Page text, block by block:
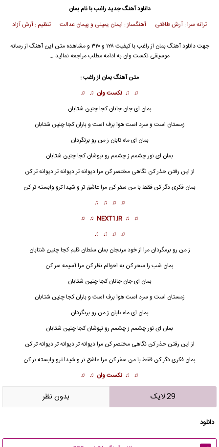
دانلود آهنگ جدیدراغببا نام بمان
ترانه سرا : آرش طاقتی آهنگساز : ایمان یمینی و پیمان عدالت تنظیم : آرش آزاد
جهت دانلود آهنگ بمان از راغب
با کیفیت ۱۲۸ و ۳۲۰ و مشاهده متن این آهنگ از رسانه
موسیقی نکست وان به ادامه مطلب مراجعه نمائید …
متن آهنگ بمان ازراغب:
♫ ♫ نکست وان ♫ ♫
بمان ای جان جانان کجا چنین شتابان
زمستان است و سرد است هوا برف است و باران کجا چنین شتابان
بمان ای ماه تابان ز من رو برنگردان
بمان ای نور چشمم ز چشمم رو نپوشان کجا چنین شتابان
از این رفتن حذر کن نگاهی مختصر کن مرا دیوانه تر دیوانه تر دیوانه تر کن
بمان فکری دگر کن فقط با من سفر کن مرا عاشق تر و شیدا ترو وابسته تر کن
♫ ♫ ♫ ♫
♫ ♫
NEXT1.IR
♫ ♫
♫ ♫ ♫ ♫
ز من رو برمگردان مرا از خود مرنجان بمان سلطان قلبم کجا چنین شتابان
بمان شب را سحر کن به احوالم نظر کن مرا آسیمه سر کن
بمان ای جان جانان کجا چنین شتابان
زمستان است و سرد است هوا برف است و باران کجا چنین شتابان
بمان ای ماه تابان ز من رو برنگردان
بمان ای نور چشمم ز چشمم رو نپوشان کجا چنین شتابان
از این رفتن حذر کن نگاهی مختصر کن مرا دیوانه تر دیوانه تر دیوانه تر کن
بمان فکری دگر کن فقط با من سفر کن مرا عاشق تر و شیدا ترو وابسته تر کن
♫ ♫ نکست وان ♫ ♫
29 لایک بدون نظر
دانلود